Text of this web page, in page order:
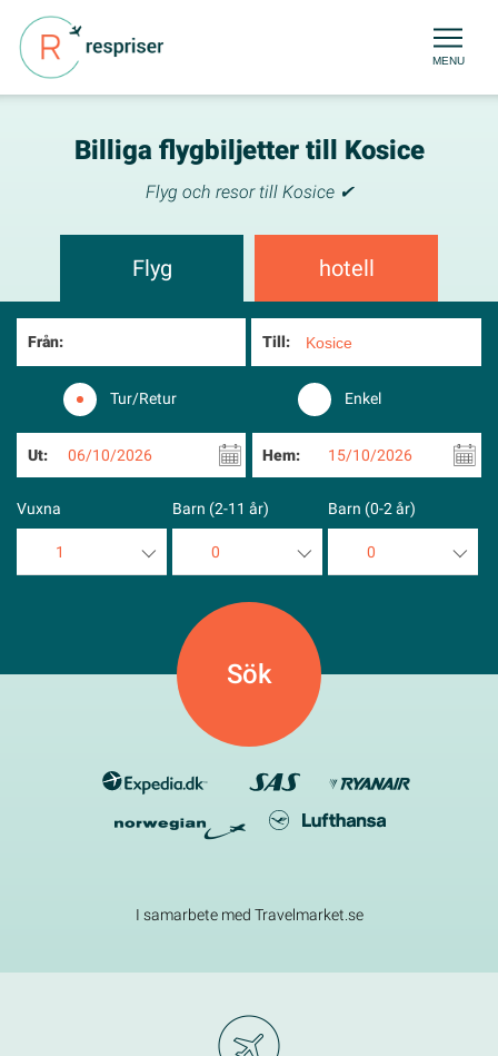
MENU
Billiga flygbiljetter till Kosice
Flyg och resor till Kosice ✔
Flyg hotell
Från: Till:
Tur/Retur Enkel
Ut: 06/10/2026 Hem: 15/10/2026
Vuxna
1
Barn (2-11 år)
0
5
Barn (0-2 år)
0
I samarbete med Travelmarket.se